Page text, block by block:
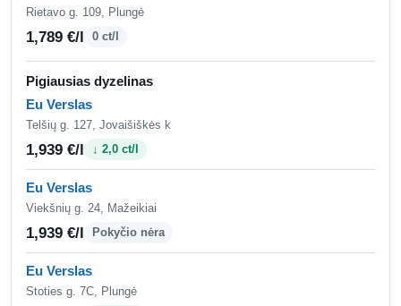
Rietavo g. 109, Plungė
1,789 €/l 0 ct/l
Pigiausias dyzelinas
Eu Verslas
Telšių g. 127, Jovaišiškės k
1,939 €/l ↓ 2,0 ct/l
Eu Verslas
Viekšnių g. 24, Mažeikiai
1,939 €/l Pokyčio nėra
Eu Verslas
Stoties g. 7C, Plungė